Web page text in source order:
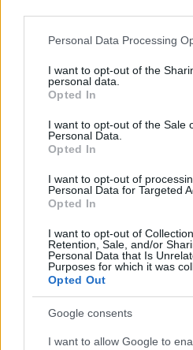
Please note that this website/app
not limited to your visit or usage
grant or deny consent to Google
use your data for below specified
consent section.
Personal Data Processing
I want to opt-out of the
personal data.
Opted In
I want to opt-out of the Sale
Personal Data.
Opted In
I want to opt-out of
Personal Data for Targeted
Opted In
I want to opt-out of
Retention, Sale, and/or
Personal Data that Is
Purposes for which it was
Opted Out
Google consents
I want to allow Google to
Október előtt
csillagjegy számára
További